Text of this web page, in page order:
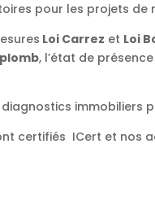
pour les projets de
Loi Carrez et Loi
plomb, l’état de
immobiliers
certifiés ICert et nos